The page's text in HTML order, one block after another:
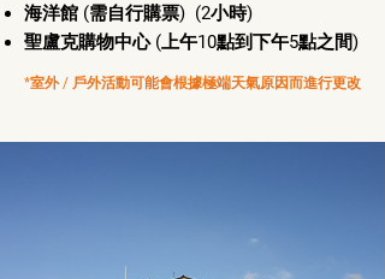
海洋館 (需自行購票) (2小時)
聖盧克購物中心 (上午10點到下午5點之間)
*室外 / 戶外活動可能會根據極端天氣原因而進行更改